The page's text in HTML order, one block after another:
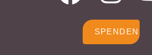
SPENDEN